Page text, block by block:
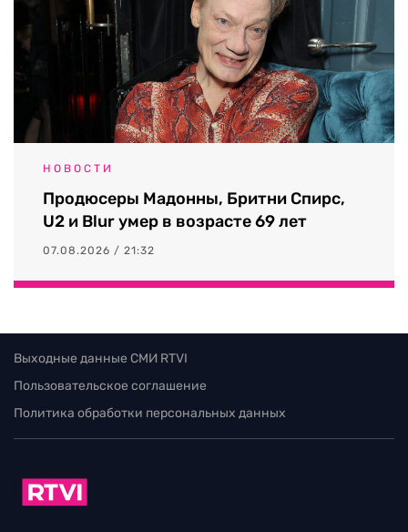
НОВОСТИ
Продюсеры Мадонны, Бритни Спирс,
U2 и Blur умер в возрасте 69 лет
07.08.2026 / 21:32
Выходные данные СМИ RTVI
Пользовательское соглашение
Политика обработки персональных данных